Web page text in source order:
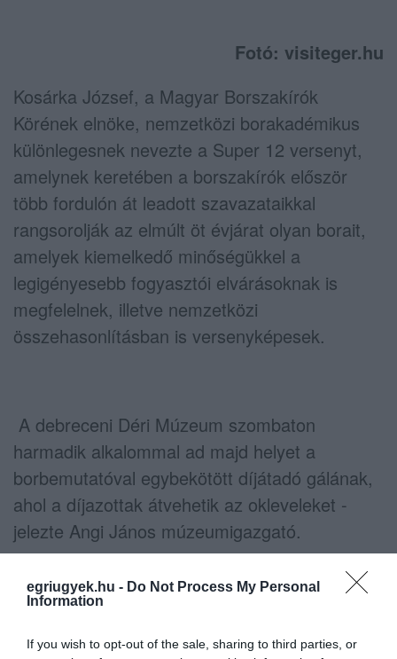
egriugyek.hu - Do Not Process My Personal
Information
If you wish to opt-out of the sale, sharing to third parties, or
Fotó: visiteger.hu
Kosárka József, a Magyar Borszakírók
Körének elnöke, nemzetközi borakadémikus
különlegesnek nevezte a Super 12 versenyt,
amelynek keretében a borszakírók először
több fordulón át leadott szavazataikkal
rangsorolják az elmúlt öt évjárat olyan borait,
amelyek kiemelkedő minőségükkel a
legigényesebb fogyasztói elvárásoknak is
megfelelnek, illetve nemzetközi
összehasonlításban is versenyképesek.
A debreceni Déri Múzeum szombaton
harmadik alkalommal ad majd helyet a
borbemutatóval egybekötött díjátadó gálának,
ahol a díjazottak átvehetik az okleveleket -
jelezte Angi János múzeumigazgató.
Az idei rendezvényen 11 borvidék 19